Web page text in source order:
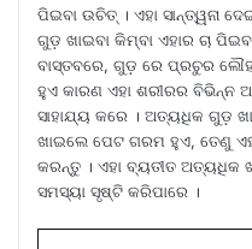
ପିଇବା ଉଚିତ୍ । ଏହା ସାନ୍ତ୍ୱନା
ଗୁଡ଼ ଖାଇବା କିମ୍ବା ଏହାର ଚା
ବାସ୍ତବରେ, ଗୁଡ଼ ରେ ପ୍ରଚୁର
ହୁଏ କାରଣ ଏହା ଶରୀରର ବିଭିନ୍ନ
ସାହାଯ୍ୟ କରେ । ଅତ୍ୟଧିକ ଗୁଡ଼
ଖାଇଲେ ପେଟ ଗରମ ହୁଏ, ତେଣୁ
କରନ୍ତୁ । ଏହା ବ୍ୟତୀତ ଅତ୍ୟଧିକ
ସମସ୍ୟା ସୃଷ୍ଟି କରିପାରେ ।